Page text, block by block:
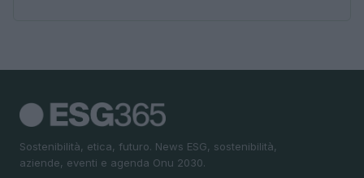
Sostenibilità, etica, futuro. News ESG, sostenibilità,
aziende, eventi e agenda Onu 2030.